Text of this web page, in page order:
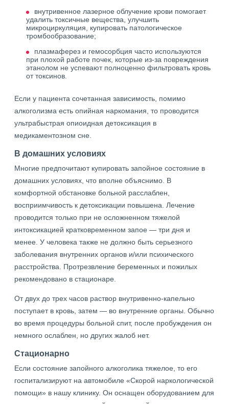
внутривенное лазерное облучение крови помогает
удалить токсичные вещества, улучшить
микроциркуляция, купировать патологическое
тромбообразование;
плазмаферез и гемосорбция часто используются
при плохой работе почек, которые из-за повреждения
этанолом не успевают полноценно фильтровать кровь
от токсинов.
Если у пациента сочетанная зависимость, помимо
алкоголизма есть опийная наркомания, то проводится
ультрабыстрая опиоидная детоксикация в
медикаментозном сне.
В домашних условиях
Многие предпочитают купировать запойное состояние в
домашних условиях, что вполне объяснимо. В
комфортной обстановке больной расслаблен,
восприимчивость к детоксикации повышена. Лечение
проводится только при не осложненном тяжелой
интоксикацией кратковременном запое — три дня и
менее. У человека также не должно быть серьезного
заболевания внутренних органов и/или психического
расстройства. Протрезвление беременных и пожилых
рекомендовано в стационаре.
От двух до трех часов раствор внутривенно-капельно
поступает в кровь, затем — во внутренние органы. Обычно
во время процедуры больной спит, после пробуждения он
немного ослаблен, но других жалоб нет.
Стационарно
Если состояние запойного алкоголика тяжелое, то его
госпитализируют на автомобиле «Скорой наркологической
помощи» в нашу клинику. Он оснащен оборудованием для